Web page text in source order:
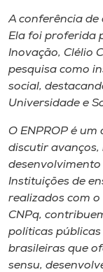
A conferência
Ela foi proferida
Inovação, Clélio
pesquisa como
social,
Universidade e
O ENPROP é
discutir avanços,
Instituições de
realizados com o
CNPq,
políticas
brasileiras que
sensu,